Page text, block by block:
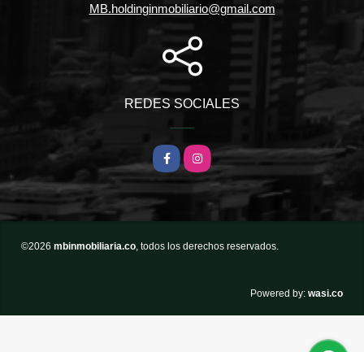
MB.holdinginmobiliario@gmail.com
REDES SOCIALES
FacebookInstagram
©2026 mbinmobiliaria.co , todos los derechos reservados.
Powered by: wasi.co